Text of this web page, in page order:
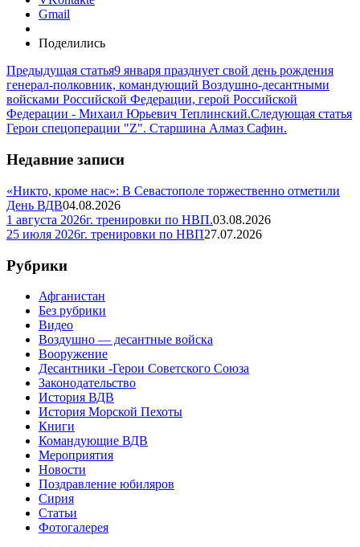
Gmail
Поделились
Предыдущая статья9 января празднует свой день рождения
генерал-полковник, командующий Воздушно-десантными
войсками Российской Федерации, герой Российской
Федерации - Михаил Юрьевич Теплинский.Следующая статья
Герои спецоперации "Z". Старшина Алмаз Сафин.
Недавние записи
«Никто, кроме нас»: В Севастополе торжественно отметили
День ВДВ04.08.2026
1 августа 2026г. тренировки по НВП.03.08.2026
25 июля 2026г. тренировки по НВП27.07.2026
Рубрики
Афганистан
Без рубрики
Видео
Воздушно — десантные войска
Вооружение
Десантники -Герои Советского Союза
Законодательство
История ВДВ
История Морской Пехоты
Книги
Командующие ВДВ
Мероприятия
Новости
Поздравление юбиляров
Сирия
Статьи
Фотогалерея